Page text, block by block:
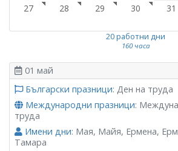
27
28 29 30 31
20 работни дни
160 часа
01 май
Български празници: Ден на труда
Международни празници:
труда
Имени дни: Мая, Майя, Ермена,
Тамара